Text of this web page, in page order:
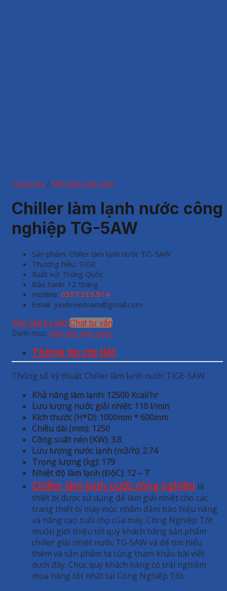
Trang chủ / Máy làm lạnh nước
Chiller làm lạnh nước công
nghiệp TG-5AW
Sản phẩm: Chiller làm lạnh nước TG-5AW
Thương hiệu: TIGE
Xuất xứ: Trung Quốc
Bảo hành: 12 tháng
Hotline: 0357.319.914
Email: jundevietnam@gmail.com
Yêu cầu tư vấn Chat tư vấn
Danh mục: Máy làm lạnh nước
Thông tin chi tiết
Thông số kỹ thuật Chiller làm lạnh nước TIGE-5AW
Khả năng làm lạnh: 12500 Kcal/hr
Lưu lượng nước giải nhiệt: 110 l/min
Kích thước (H*D): 1000mm * 600mm
Chiều dài (mm): 1250
Công suất nén (KW): 3.8
Lưu lượng nước lạnh (m3/h): 2.74
Trọng lượng (kg): 179
Nhiệt độ làm lạnh (ĐộC): 12 – 7
Chiller làm lạnh nước công nghiệp là
thiết bị được sử dụng để làm giải nhiệt cho các
trang thiết bị máy móc nhằm đảm bảo hiệu năng
và nâng cao tuổi thọ của máy. Công Nghiệp Tốt
muốn giới thiệu tới quý khách hàng sản phẩm
chiller giải nhiệt nước TG-5AW và để tìm hiểu
thêm và sản phẩm ta cùng tham khảo bài viết
dưới đây. Chúc quý khách hàng có trải nghiệm
mua hàng tốt nhất tại Công Nghiệp Tốt.